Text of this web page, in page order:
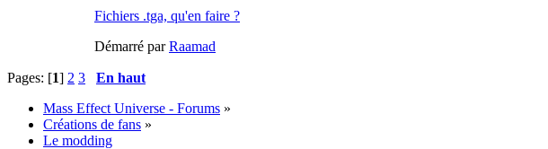
Fichiers .tga, qu'en faire ?
Démarré parRaamad
Pages: [1] 2 3
En haut
Mass Effect Universe - Forums »
Créations de fans »
Le modding